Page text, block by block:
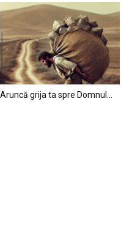
Aruncă grija ta spre Domnul…